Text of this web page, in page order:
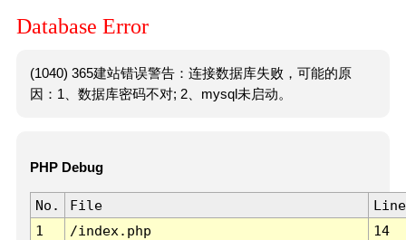
Database Error
(1040) 365建站错误警告：连接数据库失败，可能的原
因：1、数据库密码不对; 2、mysql未启动。
PHP Debug
No. File
Line
1
/index.php 14